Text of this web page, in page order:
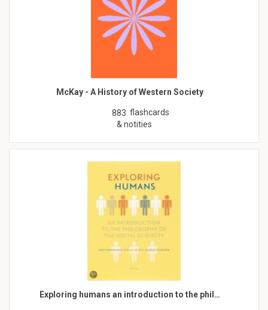
McKay - A History of Western Society
883 flashcards
& notities
Exploring humans an introduction to the phil…